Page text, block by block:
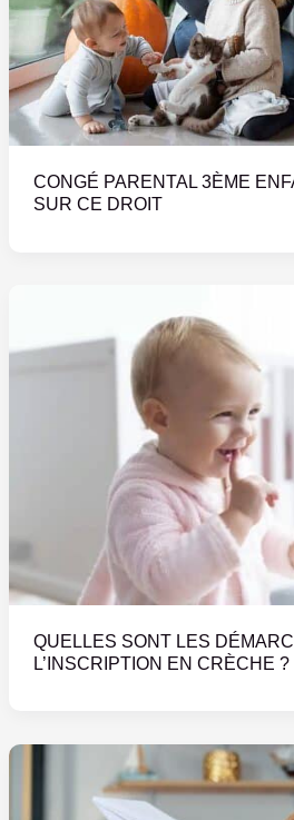
CONGÉ PARENTAL 3ÈME
SUR CE DROIT
QUELLES SONT LES
L’INSCRIPTION EN CRÈCHE ?